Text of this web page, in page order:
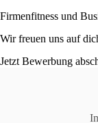
Firmenfitness und
Wir freuen uns auf
Jetzt Bewerbung